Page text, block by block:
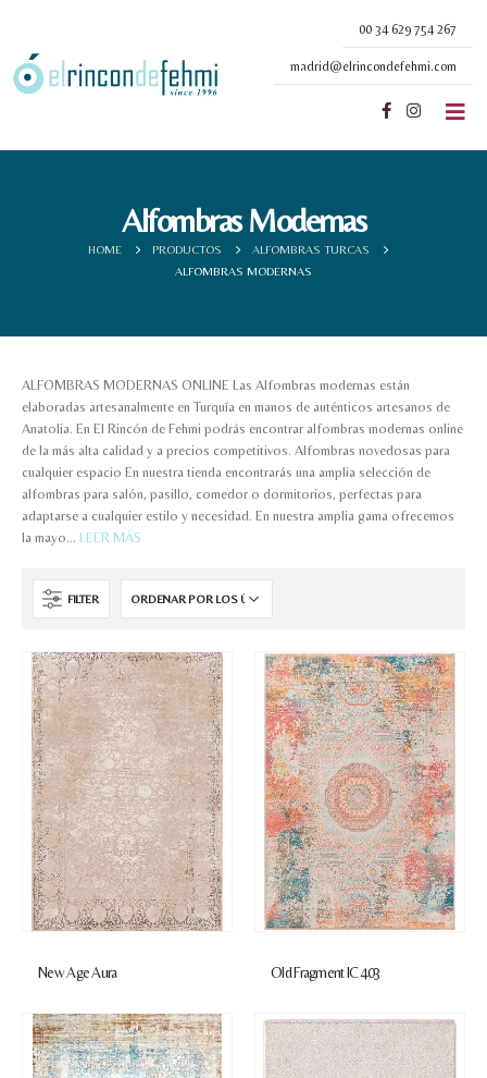
00 34 629 754 267
madrid@elrincondefehmi.com
Alfombras Modernas
HOME PRODUCTOS
ALFOMBRAS TURCAS
ALFOMBRAS MODERNAS
ALFOMBRAS MODERNAS ONLINE Las Alfombras modernas están
elaboradas artesanalmente en Turquía en manos de auténticos artesanos de
Anatolia. En El Rincón de Fehmi podrás encontrar alfombras modernas online
de la más alta calidad y a precios competitivos. Alfombras novedosas para
cualquier espacio En nuestra tienda encontrarás una amplia selección de
alfombras para salón, pasillo, comedor o dormitorios, perfectas para
adaptarse a cualquier estilo y necesidad. En nuestra amplia gama ofrecemos
la mayo... LEER MÁS
FILTER
New Age Aura Old Fragment IC 403